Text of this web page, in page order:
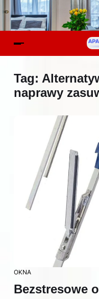
Tag:
naprawy
OKNA
Bezstresowe